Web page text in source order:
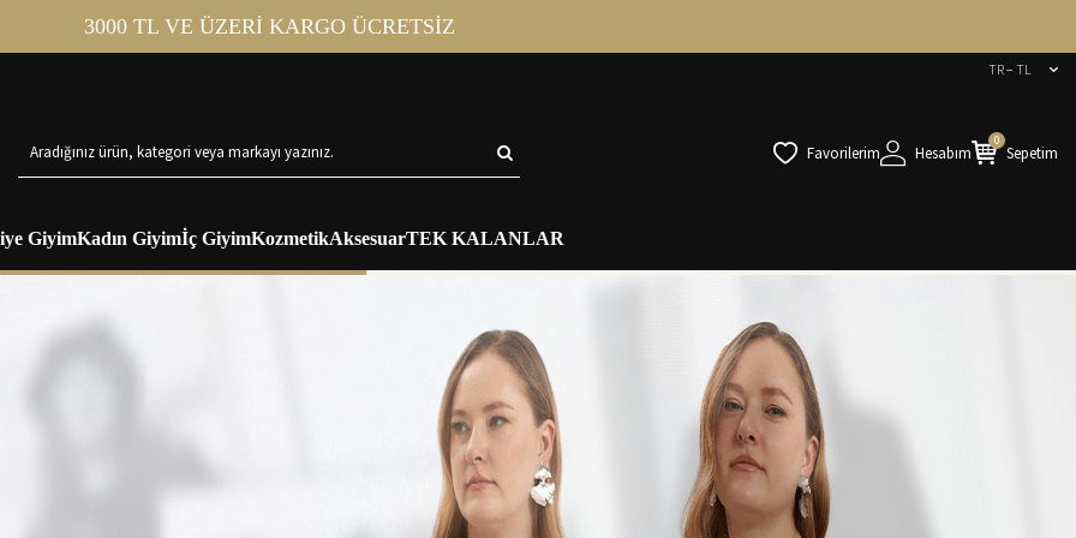
3000 TL VE ÜZERİ KARGO ÜCRETSİZ
TR − TL
Favorilerim Hesabım
0
Sepetim
GiyimKadın Giyimİç GiyimKozmetikAksesuarTEK KALANLAR